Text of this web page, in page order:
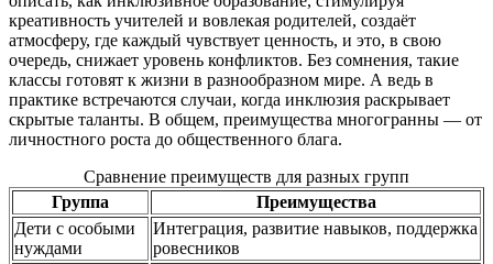
креативность учителей и вовлекая родителей, создаёт
атмосферу, где каждый чувствует ценность, и это, в свою
очередь, снижает уровень конфликтов. Без сомнения, такие
классы готовят к жизни в разнообразном мире. А ведь в
практике встречаются случаи, когда инклюзия раскрывает
скрытые таланты. В общем, преимущества многогранны — от
личностного роста до общественного блага.
Сравнение преимуществ для разных групп
Группа
Преимущества
Дети с особыми
нуждами
Интеграция, развитие навыков, поддержка
ровесников